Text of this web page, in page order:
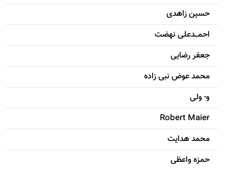
حسين زاهدی
احمـــدعلی نهضت
جعفر رضایی
محمد عوض نبی زاده
و- ولی
Robert Maier
محمد هدایت
حمزه واعظی